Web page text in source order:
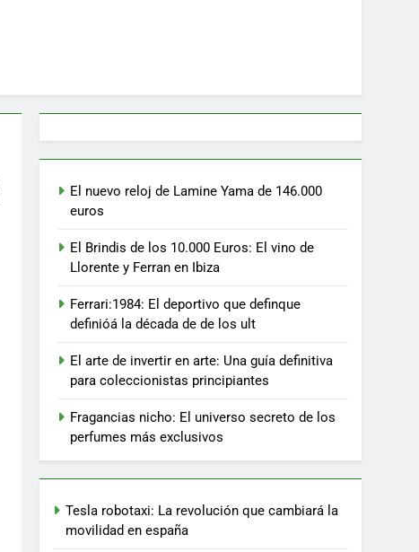
El nuevo reloj de Lamine Yama de 146.000
euros
El Brindis de los 10.000 Euros: El vino de
Llorente y Ferran en Ibiza
Ferrari:1984: El deportivo que definque
definióá la década de de los ult
El arte de invertir en arte: Una guía definitiva
para coleccionistas principiantes
Fragancias nicho: El universo secreto de los
perfumes más exclusivos
Tesla robotaxi: La revolución que cambiará la
movilidad en españa